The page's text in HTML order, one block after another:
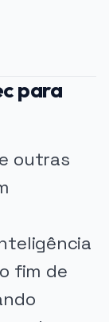
para
outras
fim de